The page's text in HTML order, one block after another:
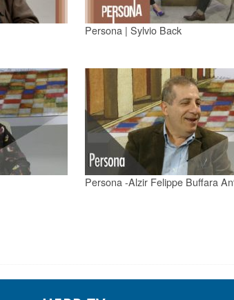
Persona | Sylvio Back
Persona -Alzir Felippe Buffara